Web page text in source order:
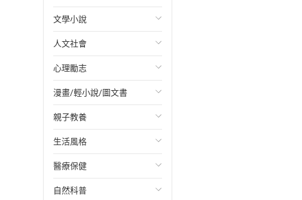
投資理財
經濟/趨勢
財務/金融
管理/領導
職場工作術
成功法
行銷/廣告
傳記
文學小說
歐美文學
日本文學
韓國文學
華文文學
經典文學
成長/家庭生活小說
懸疑/推理小說
人文社會
國際關係
政治
社會科學
台灣/中國歷史
日/韓歷史
其他歷史/史學
心理勵志
心靈成長/情緒
人際關係
兩性關係
心理學
漫畫/輕小說/圖文書
輕小說
奇幻/科幻
愛情故事
職場/社會寫實
親子教養
教育現場
兒童文學/故事
兒童科普/學習
生活風格
飲食/食譜
健身/美顏
醫療保健
健康/養生
自然科普